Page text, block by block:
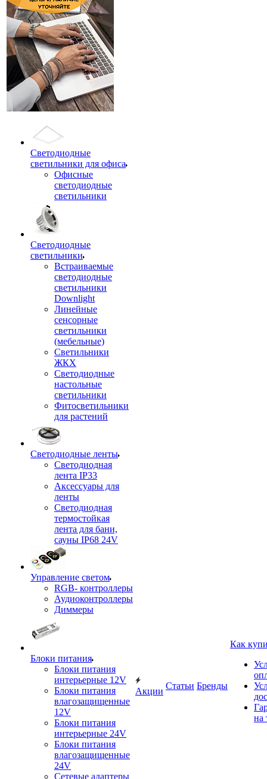
Светодиодные
светильники для офиса
Офисные
светодиодные
светильники
Светодиодные
светильники
Встраиваемые
светодиодные
светильники
Downlight
Линейные
сенсорные
светильники
(мебельные)
Светильники
ЖКХ
Светодиодные
настольные
светильники
Фитосветильники
для растений
Светодиодные ленты
Светодиодная
лента IP33
Аксессуары для
ленты
Светодиодная
термостойкая
лента для бани,
сауны IP68 24V
Управление светом
RGB- контроллеры
Аудиоконтроллеры
Диммеры
Блоки питания
Блоки питания
интерьерные 12V
Блоки питания
влагозащищенные
12V
Блоки питания
интерьерные 24V
Блоки питания
влагозащищенные
24V
Сетевые адаптеры
Акции
Статьи Бренды
Как
на